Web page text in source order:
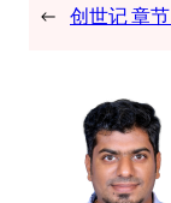
← 创世记 章